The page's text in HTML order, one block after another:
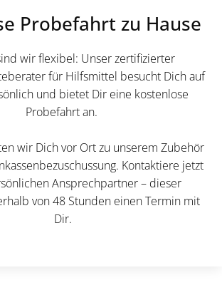
Probefahrt zu Hause
wir flexibel: Unser zertifizierter
für Hilfsmittel besucht Dich auf
und bietet Dir eine kostenlose
Probefahrt an.
wir Dich vor Ort zu unserem Zubehör
Kontaktiere jetzt
Ansprechpartner – dieser
von 48 Stunden einen Termin mit
Dir.